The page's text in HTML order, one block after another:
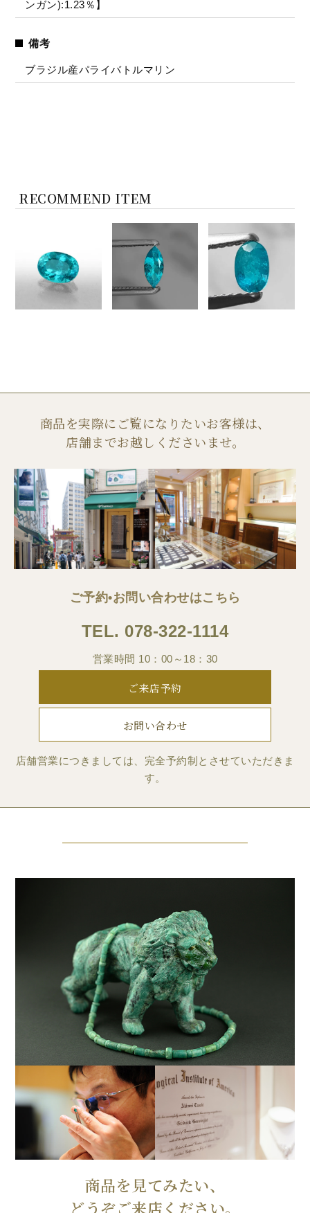
ンガン):1.23％】
備考
ブラジル産パライバトルマリン
RECOMMEND ITEM
商品を実際にご覧になりたいお客様は、
店舗までお越しくださいませ。
ご予約•お問い合わせはこちら
TEL. 078-322-1114
営業時間 10：00～18：30
ご来店予約
お問い合わせ
店舗営業につきましては、完全予約制とさせていただきま
す。
商品を見てみたい、
どうぞご来店ください。